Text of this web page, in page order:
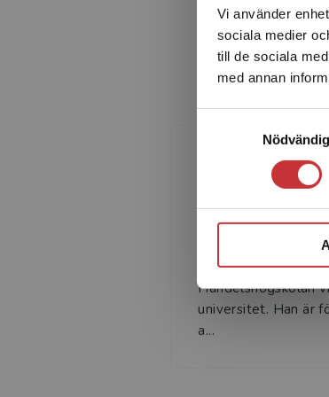
Vi använder
sociala medier
till de sociala
med annan
Nödvändig
Jan
JAN MARTON är
verksam som lärare
externredovisning
Handelshögskolan
universitet. Han är
a...